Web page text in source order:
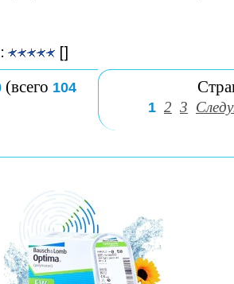
[]
(всего 104
1 2 3